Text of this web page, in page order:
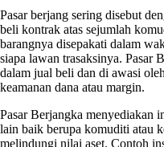
Pasar berjang sering disebut
beli kontrak atas sejumlah
barangnya disepakati dalam
siapa lawan trasaksinya. Pasar
dalam jual beli dan di awasi
keamanan dana atau margin.
Pasar Berjangka menyediakan
lain baik berupa komuditi atau
melindungi nilai aset. Contoh